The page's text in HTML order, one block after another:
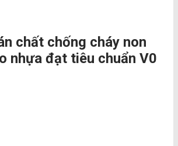
chất chống cháy non
nhựa đạt tiêu chuẩn V0